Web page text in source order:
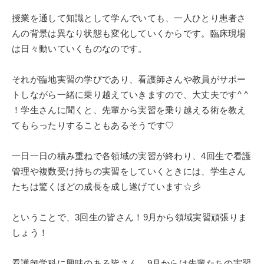
授業を通して知識として学んでいても、一人ひとり患者さ
んの背景は異なり状態も変化していくからです。臨床現場
は日々動いていくものなのです。
それが臨地実習の学びであり、看護師さんや教員がサポー
トしながら一緒に乗り越えていきますので、大丈夫です^ ^
！学生さんに聞くと、先輩から実習を乗り越える術を教え
てもらったりすることもあるそうです♡
一日一日の積み重ねで各領域の実習が終わり、4回生で看護
管理や複数受け持ちの実習をしていくときには、学生さん
たちは驚くほどの成長を成し遂げています☆彡
ということで、3回生の皆さん！ 9月から領域実習頑張りま
しょう！